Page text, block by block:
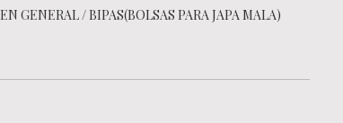
GENERAL/BIPAS(BOLSAS PARA JAPA MALA)